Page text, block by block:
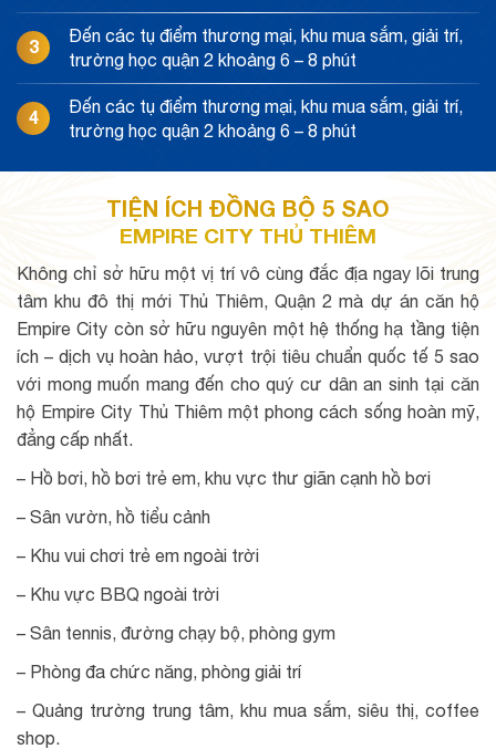
3
Đến các tụ điểm thương mại, khu mua sắm, giải trí,
trường học quận 2 khoảng 6 – 8 phút
4
Đến các tụ điểm thương mại, khu mua sắm, giải trí,
trường học quận 2 khoảng 6 – 8 phút
TIỆN ÍCH ĐỒNG BỘ 5 SAO
EMPIRE CITY THỦ THIÊM
Không chỉ sở hữu một vị trí vô cùng đắc địa ngay lõi trung
tâm khu đô thị mới Thủ Thiêm, Quận 2 mà dự án căn hộ
Empire City còn sở hữu nguyên một hệ thống hạ tầng tiện
ích – dịch vụ hoàn hảo, vượt trội tiêu chuẩn quốc tế 5 sao
với mong muốn mang đến cho quý cư dân an sinh tại căn
hộ Empire City Thủ Thiêm một phong cách sống hoàn mỹ,
đẳng cấp nhất.
– Hồ bơi, hồ bơi trẻ em, khu vực thư giãn cạnh hồ bơi
– Sân vườn, hồ tiểu cảnh
– Khu vui chơi trẻ em ngoài trời
– Khu vực BBQ ngoài trời
– Sân tennis, đường chạy bộ, phòng gym
– Phòng đa chức năng, phòng giải trí
– Quảng trường trung tâm, khu mua sắm, siêu thị, coffee
shop.